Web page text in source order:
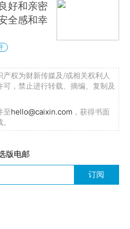
好和亲密
全感和幸
权为财新传媒及/或相关权利人
，禁止进行转载、摘编、复制及
至hello@caixin.com ，获得书面
版电邮
订阅